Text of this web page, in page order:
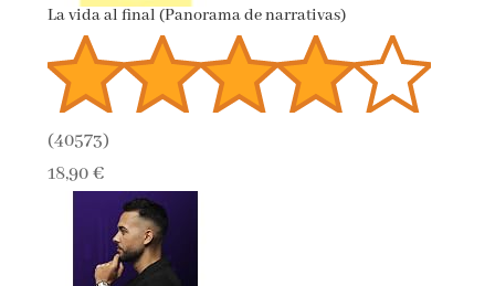
La vida al final (Panorama de narrativas)
(40573)
18,90 €